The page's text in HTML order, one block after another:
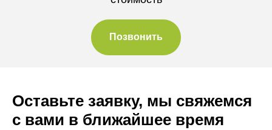
Позвонить
Оставьте заявку, мы свяжемся
с вами в ближайшее время